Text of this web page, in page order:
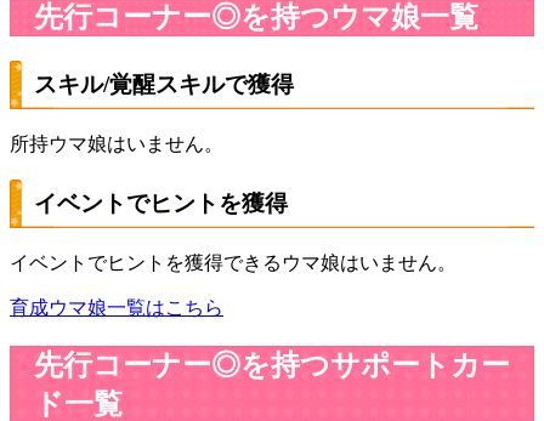
先行コーナー◎を持つウマ娘一覧
スキル/覚醒スキルで獲得
所持ウマ娘はいません。
イベントでヒントを獲得
イベントでヒントを獲得できるウマ娘はいません。
育成ウマ娘一覧はこちら
先行コーナー◎を持つサポートカー
ド一覧